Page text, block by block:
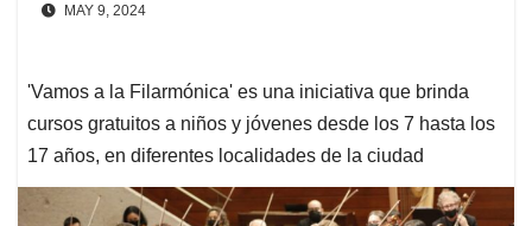
MAY 9, 2024
'Vamos a la Filarmónica' es una iniciativa que brinda
cursos gratuitos a niños y jóvenes desde los 7 hasta los
17 años, en diferentes localidades de la ciudad